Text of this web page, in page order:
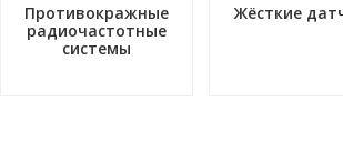
Противокражные
радиочастотные
системы
Жёсткие